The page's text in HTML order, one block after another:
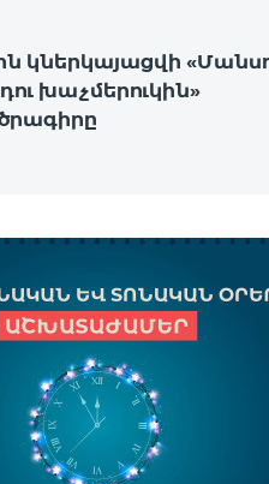
կներկայացվի
խաչմերուկին»